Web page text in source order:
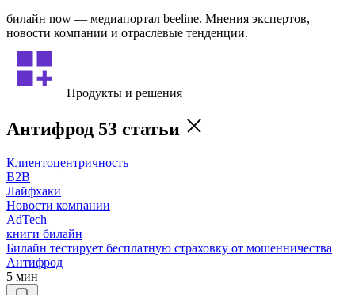
билайн now — медиапортал beeline. Мнения экспертов,
новости компании и отраслевые тенденции.
Продукты и решения
Антифрод 53 статьи
Клиентоцентричность
B2B
Лайфхаки
Новости компании
AdTech
книги билайн
Билайн тестирует бесплатную страховку от мошенничества
Антифрод
5 мин